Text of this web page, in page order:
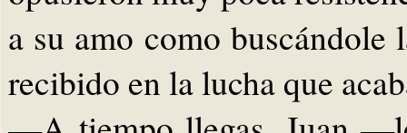
a su amo como buscándole
recibido en la lucha que